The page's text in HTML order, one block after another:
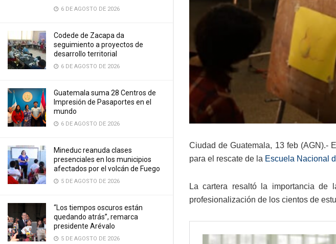
6 DE AGOSTO DE 2026
Codede de Zacapa da
seguimiento a proyectos de
desarrollo territorial
6 DE AGOSTO DE 2026
Guatemala suma 28 Centros de
Impresión de Pasaportes en el
mundo
6 DE AGOSTO DE 2026
Mineduc reanuda clases
presenciales en los municipios
afectados por el volcán de Fuego
5 DE AGOSTO DE 2026
“Los tiempos oscuros están
quedando atrás”, remarca
presidente Arévalo
5 DE AGOSTO DE 2026
Ciudad de Guatemala, 13 feb (AGN).-
para el rescate de la Escuela Nacional
La cartera resaltó la importancia de
profesionalización de los cientos de